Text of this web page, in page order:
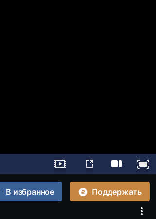
В избранное
Поддержать